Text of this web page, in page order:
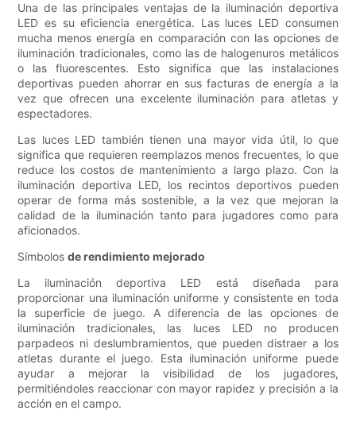
Una de las principales ventajas de la iluminación deportiva
LED es su eficiencia energética. Las luces LED consumen
mucha menos energía en comparación con las opciones de
iluminación tradicionales, como las de halogenuros metálicos
o las fluorescentes. Esto significa que las instalaciones
deportivas pueden ahorrar en sus facturas de energía a la
vez que ofrecen una excelente iluminación para atletas y
espectadores.
Las luces LED también tienen una mayor vida útil, lo que
significa que requieren reemplazos menos frecuentes, lo que
reduce los costos de mantenimiento a largo plazo. Con la
iluminación deportiva LED, los recintos deportivos pueden
operar de forma más sostenible, a la vez que mejoran la
calidad de la iluminación tanto para jugadores como para
aficionados.
Símbolosde rendimiento mejorado
La iluminación deportiva LED está diseñada para
proporcionar una iluminación uniforme y consistente en toda
la superficie de juego. A diferencia de las opciones de
iluminación tradicionales, las luces LED no producen
parpadeos ni deslumbramientos, que pueden distraer a los
atletas durante el juego. Esta iluminación uniforme puede
ayudar a mejorar la visibilidad de los jugadores,
permitiéndoles reaccionar con mayor rapidez y precisión a la
acción en el campo.